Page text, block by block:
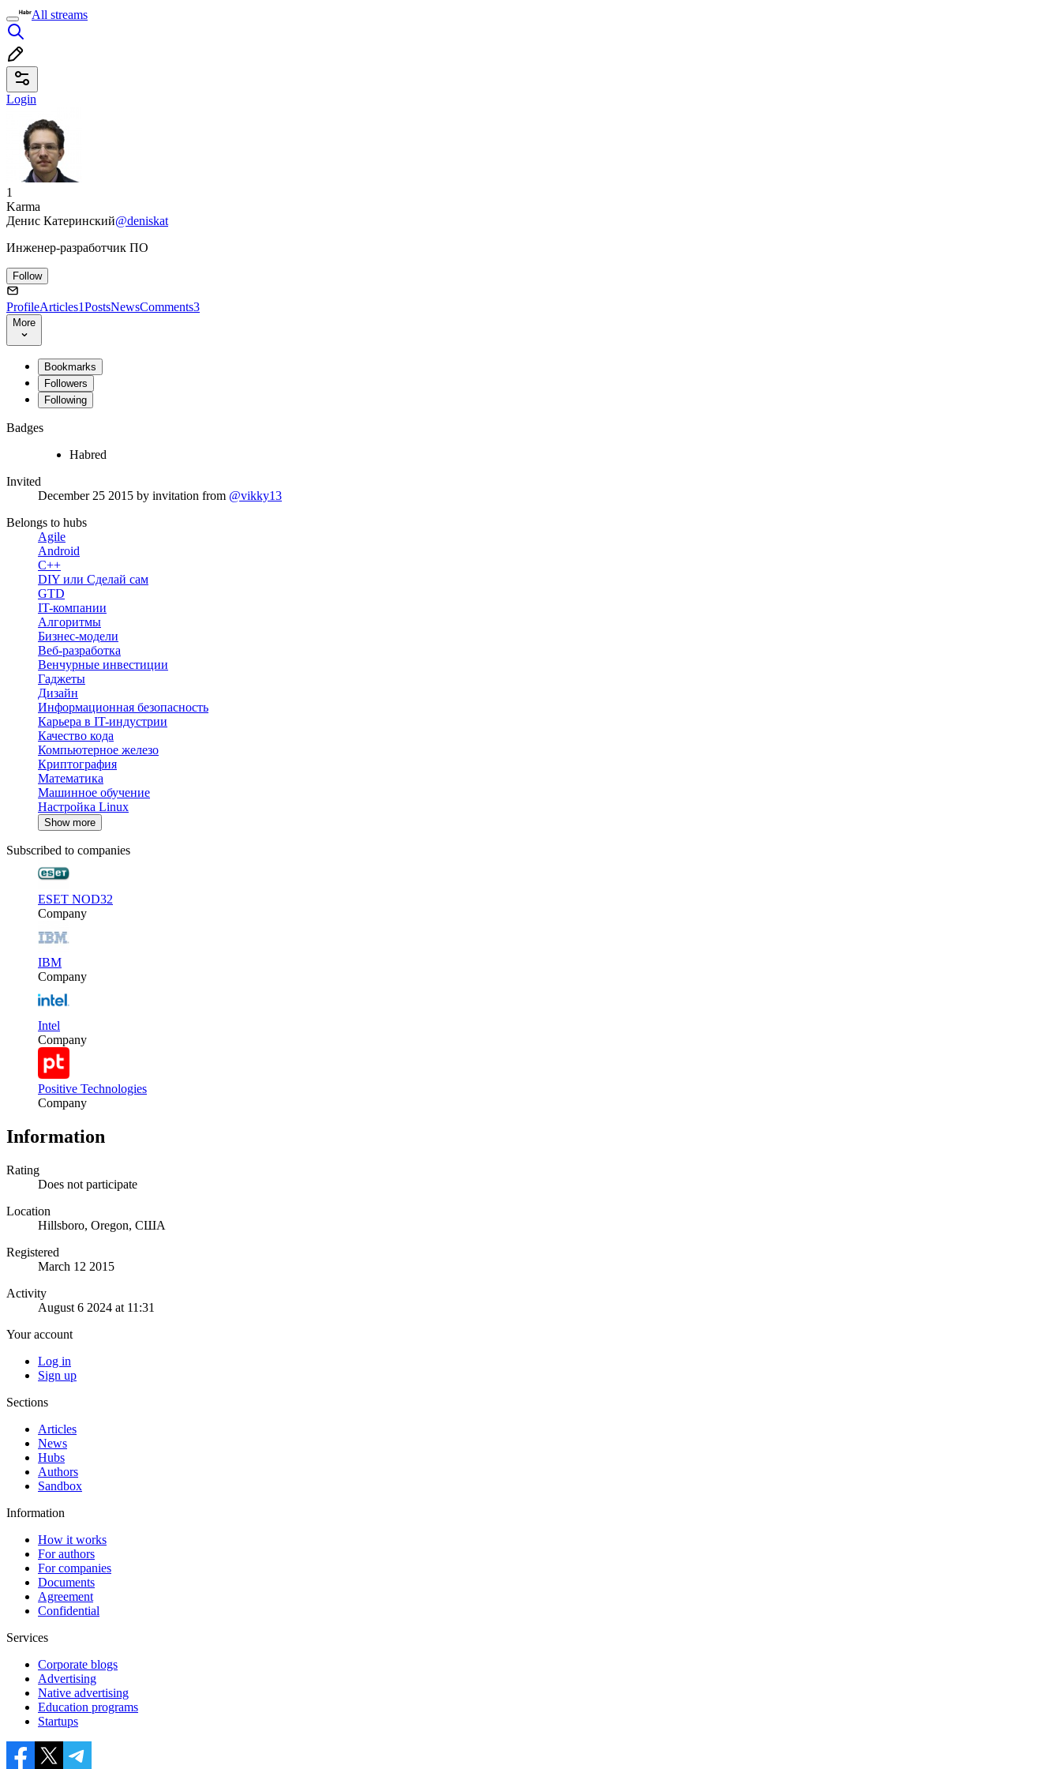
All streams
Login
1
Karma
Денис Катеринский@deniskat
Инженер-разработчик ПО
Follow
ProfileArticles1PostsNewsComments3
More
Bookmarks
Followers
Following
Badges
Habred
Invited
December 25 2015 by invitation from @vikky13
Belongs to hubs
Agile
Android
C++
DIY или Сделай сам
GTD
IT-компании
Алгоритмы
Бизнес-модели
Веб-разработка
Венчурные инвестиции
Гаджеты
Дизайн
Информационная безопасность
Карьера в IT-индустрии
Качество кода
Компьютерное железо
Криптография
Математика
Машинное обучение
Настройка Linux
Show more
Subscribed to companies
ESET NOD32
Company
IBM
Company
Intel
Company
Positive Technologies
Company
Information
Rating
Does not participate
Location
Hillsboro, Oregon, США
Registered
March 12 2015
Activity
August 6 2024 at 11:31
Your account
Log in
Sign up
Sections
Articles
News
Hubs
Authors
Sandbox
Information
How it works
For authors
For companies
Documents
Agreement
Confidential
Services
Corporate blogs
Advertising
Native advertising
Education programs
Startups